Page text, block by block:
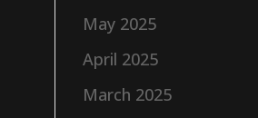
May 2025
April 2025
March 2025